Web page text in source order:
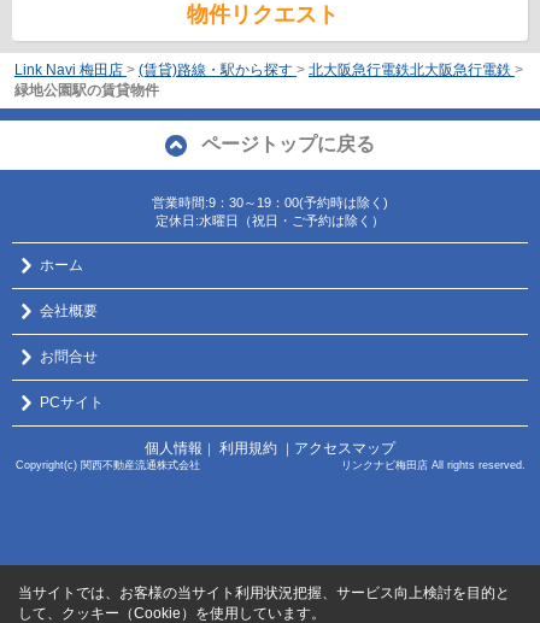
物件リクエスト
Link Navi 梅田店 > (賃貸)路線・駅から探す > 北大阪急行電鉄北大阪急行電鉄 >
緑地公園駅の賃貸物件
ページトップに戻る
営業時間:9：30～19：00(予約時は除く)
定休日:水曜日（祝日・ご予約は除く）
ホーム
会社概要
お問合せ
PCサイト
個人情報 ｜ 利用規約 ｜ アクセスマップ
Copyright(c) 関西不動産流通株式会社 リンクナビ梅田店 All rights reserved.
当サイトでは、お客様の当サイト利用状況把握、サービス向上検討を目的と
して、クッキー（Cookie）を使用しています。